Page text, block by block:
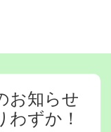
お知らせ
わずか！